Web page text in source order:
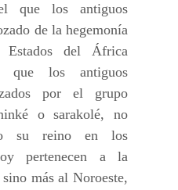
que los antiguos
de la hegemonía
Estados del África
que los antiguos
por el grupo
o sarakolé, no
su reino en los
pertenecen a la
más al Noroeste,